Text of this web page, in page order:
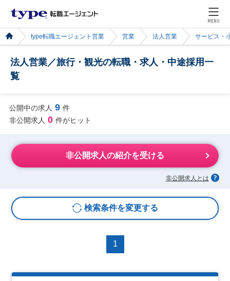
MENU
type転職エージェント営業 営業 法人営業 サービス・
法人営業／旅行・観光の転職・求人・中途採用一
覧
公開中の求人 9 件
非公開求人 0 件がヒット
非公開求人の紹介を受ける
非公開求人とは
検索条件を変更する
1